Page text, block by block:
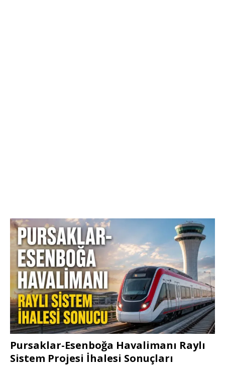
Pursaklar-Esenboğa Havalimanı Raylı
Sistem Projesi İhalesi Sonuçları